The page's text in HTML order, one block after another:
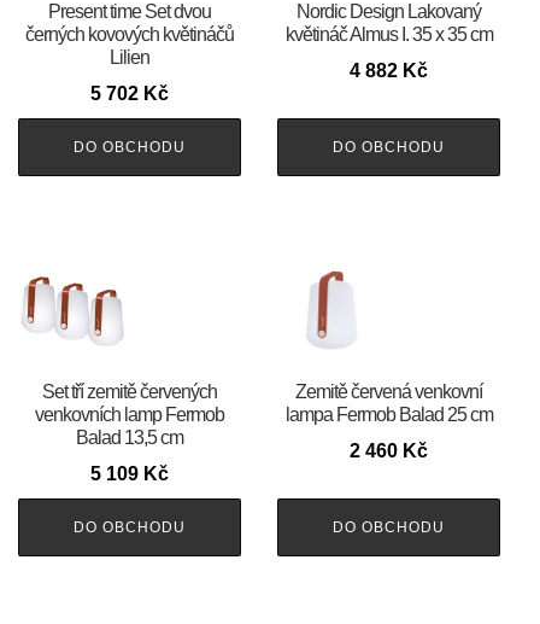
Present time Set dvou
černých kovových květináčů
Lilien
5 702 Kč
DO OBCHODU
Nordic Design Lakovaný
květináč Almus I. 35 x 35 cm
4 882 Kč
DO OBCHODU
Set tří zemitě červených
venkovních lamp Fermob
Balad 13,5 cm
5 109 Kč
DO OBCHODU
Zemitě červená venkovní
lampa Fermob Balad 25 cm
2 460 Kč
DO OBCHODU